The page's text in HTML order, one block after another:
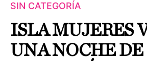
SIN CATEGORÍA
ISLA MUJERES
UNA NOCHE DE